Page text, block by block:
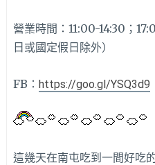
營業時間：11:00-14:30；
日或國定假日除外）
FB： https://goo.gl/YSQ3d9
這幾天在南屯吃到一間好吃